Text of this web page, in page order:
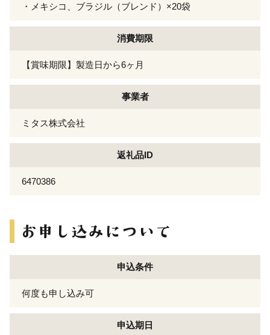
・メキシコ、ブラジル（ブレンド）×20袋
消費期限
【賞味期限】製造日から6ヶ月
事業者
ミタス株式会社
返礼品ID
6470386
申込条件
何度も申し込み可
申込期日